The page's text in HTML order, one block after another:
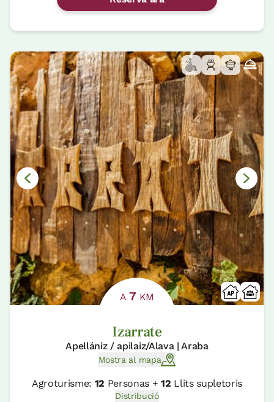
A7 KM
Izarrate
Apellániz / apilaiz/Alava | Araba
Mostra al mapa
Agroturisme: 12 Personas +12 Llits supletoris
Distribució